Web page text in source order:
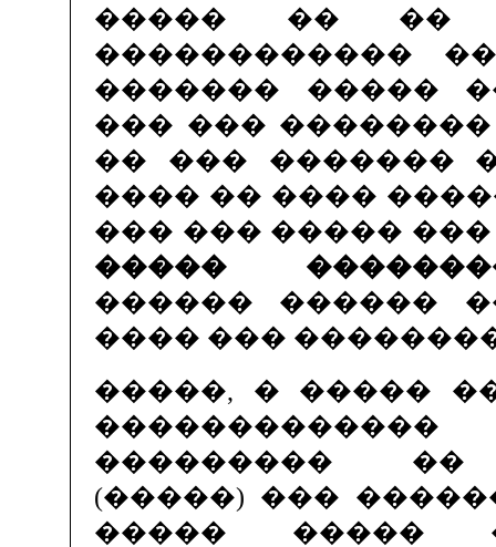
����� �� ��
������������
������� �����
��� ���
�� ��� �������
���� �� ����
��� ��� �����
�����
������ ������
���� ���
�����, � �����
��������� ��
(�����) ���
����� �����